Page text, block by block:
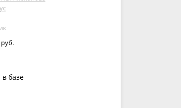
руб.
базе